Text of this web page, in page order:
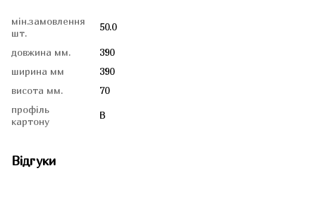
мін.замовлення
шт.
50.0
довжина мм.
390
ширина мм
390
висота мм.
70
профіль
картону
В
Відгуки